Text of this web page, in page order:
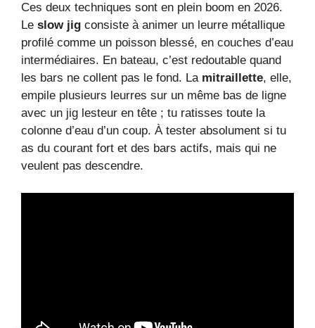
Ces deux techniques sont en plein boom en 2026.
Le slow jig consiste à animer un leurre métallique
profilé comme un poisson blessé, en couches d’eau
intermédiaires. En bateau, c’est redoutable quand
les bars ne collent pas le fond. La mitraillette, elle,
empile plusieurs leurres sur un même bas de ligne
avec un jig lesteur en tête ; tu ratisses toute la
colonne d’eau d’un coup. À tester absolument si tu
as du courant fort et des bars actifs, mais qui ne
veulent pas descendre.